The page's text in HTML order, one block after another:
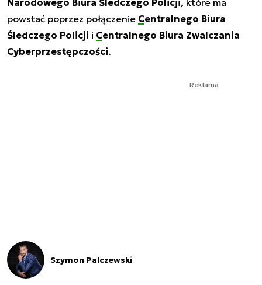
powstać poprzez połączenie Centralnego Biura
Śledczego Policji i Centralnego Biura Zwalczania
Cyberprzestępczości.
Reklama
Szymon Palczewski